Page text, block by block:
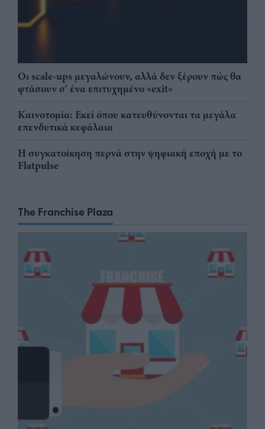
Οι scale-ups μεγαλώνουν, αλλά δεν ξέρουν πώς θα
φτάσουν σ' ένα επιτυχημένο «exit»
Καινοτομία: Εκεί όπου κατευθύνονται τα μεγάλα
επενδυτικά κεφάλαια
Η συγκατοίκηση περνά στην ψηφιακή εποχή με το
Flatpulse
The Franchise Plaza